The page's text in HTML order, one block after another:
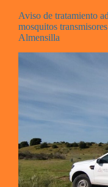
Aviso de tratamiento
mosquitos
Almensilla